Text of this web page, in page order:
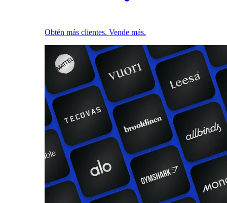
Obtén más clientes. Vende más.